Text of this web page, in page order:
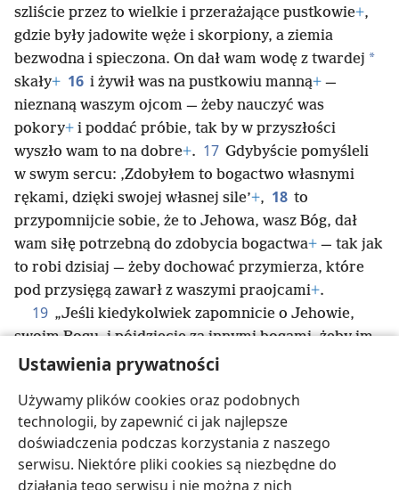
Ustawienia prywatności
Używamy plików cookies oraz podobnych
technologii, by zapewnić ci jak najlepsze
doświadczenia podczas korzystania z naszego
serwisu. Niektóre pliki cookies są niezbędne do
działania tego serwisu i nie można z nich
szliście przez to wielkie i przerażające pustkowie+,
gdzie były jadowite węże i skorpiony, a ziemia
bezwodna i spieczona. On dał wam wodę z twardej *
skały+ 16 i żywił was na pustkowiu manną+ —
nieznaną waszym ojcom — żeby nauczyć was
pokory+ i poddać próbie, tak by w przyszłości
wyszło wam to na dobre+. 17 Gdybyście pomyśleli
w swym sercu: ‚Zdobyłem to bogactwo własnymi
rękami, dzięki swojej własnej sile’+, 18 to
przypomnijcie sobie, że to Jehowa, wasz Bóg, dał
wam siłę potrzebną do zdobycia bogactwa+ — tak jak
to robi dzisiaj — żeby dochować przymierza, które
pod przysięgą zawarł z waszymi praojcami+.
19 „Jeśli kiedykolwiek zapomnicie o Jehowie,
swoim Bogu, i pójdziecie za innymi bogami, żeby im
służyć i się im kłaniać, to zaświadczam wam dzisiaj,
słuchać Jehowy, swojego Boga, to wyginiecie tak, jak
narody, które Jehowa niszczy przed wami